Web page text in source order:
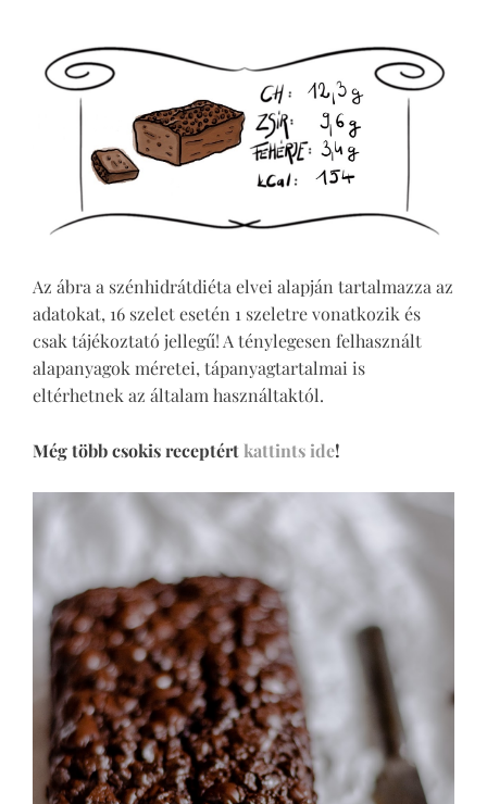
Az ábra a szénhidrátdiéta elvei alapján tartalmazza az
adatokat, 16 szelet esetén 1 szeletre vonatkozik és
csak tájékoztató jellegű! A ténylegesen felhasznált
alapanyagok méretei, tápanyagtartalmai is
eltérhetnek az általam használtaktól.
Még több csokis receptértkattints ide!